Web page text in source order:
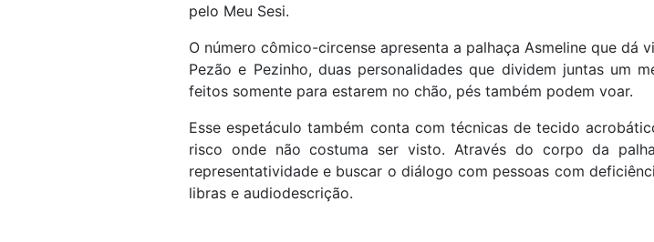
pelo Meu Sesi.
O número cômico-circense apresenta a palhaça Asmeline que dá
Pezão e Pezinho, duas personalidades que dividem juntas um
feitos somente para estarem no chão, pés também podem voar.
Esse espetáculo também conta com técnicas de tecido
risco onde não costuma ser visto. Através do corpo da
representatividade e buscar o diálogo com pessoas com
libras e audiodescrição.